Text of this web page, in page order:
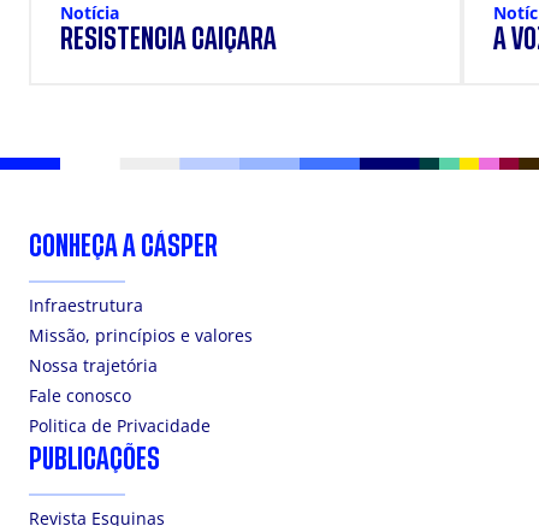
Notícia
RESISTÊNCIA CAIÇARA A
CONHEÇA A CÁSPER
Infraestrutura
Missão, princípios e valores
Nossa trajetória
Fale conosco
Politica de Privacidade
PUBLICAÇÕES
Revista Esquinas